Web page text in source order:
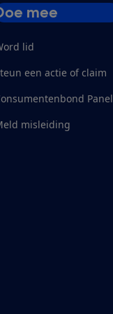
mee
lid
een actie of claim
Panel
misleiding